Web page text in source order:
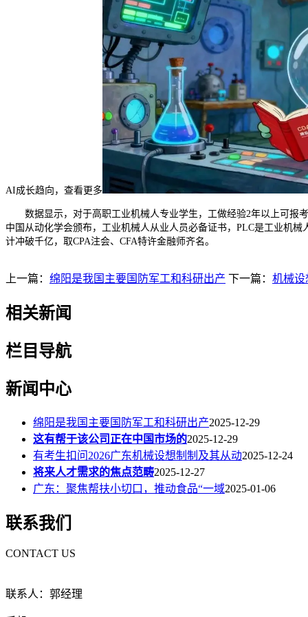
AI成长趋向，查看更多
数据显示，对于高职工业机械人专业学生，工做经验2年以上可报考
中国从动化学会颁布，工业机械人从业人员必备证书，PLC是工业机
计冲破千亿，取CPA注会、CFA特许金融师齐名。
上一篇： 绵阳是我国主要国防军工和科研出产 下一篇： 机械设
相关新闻
栏目导航
新闻中心
绵阳是我国主要国防军工和科研出产2025-12-29
这有帮于该公司正在中国市场的2025-12-29
有考生扣问2026广东机械设想制制及其从动2025-12-24
将来人才需求的焦点范畴2025-12-27
广东：聚焦帮扶小切口，推动食品“一域2025-01-06
联系我们
CONTACT US
联系人：郭经理